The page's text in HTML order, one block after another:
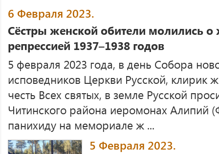
6 Февраля 2023.
Сёстры женской обители молились о
репрессией 1937–1938 годов
5 февраля 2023 года, в день Собора
исповедников Церкви Русской, клирик
честь Всех святых, в земле Русской
Читинского района иеромонах Алипий
панихиду на мемориале ж ...
5 Февраля 2023.